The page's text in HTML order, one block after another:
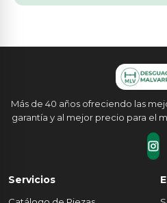
Más de 40 años ofreciendo las
garantía y al mejor precio para el
Servicios